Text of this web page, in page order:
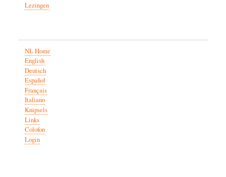
Lezingen
NL Home
English
Deutsch
Español
Français
Italiano
Knipsels
Links
Colofon
Login